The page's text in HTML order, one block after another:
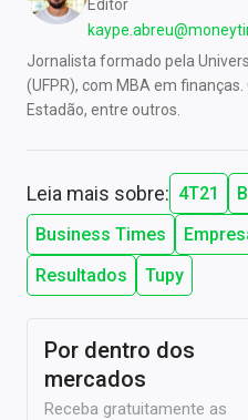
Editor
Jornalista formado pela
(UFPR), com MBA em
Estadão, entre outros.
Leia mais sobre: 4T21
Business Times
Resultados
Tupy
Por dentro dos
mercados
Receba gratuitamente as